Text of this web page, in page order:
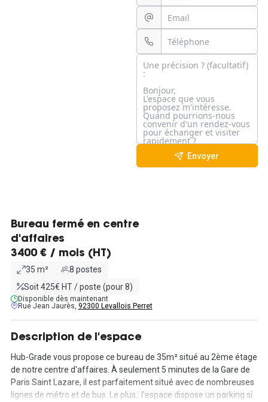
Envoyer
Bureau fermé en centre
d'affaires
3400 € / mois (HT)
35 m²
8 postes
Soit 425€ HT / poste (pour 8)
Disponible dès maintenant
Rue Jean Jaurès, 92300 Levallois Perret
Description de l'espace
Hub-Grade vous propose ce bureau de 35m² situé au 2ème étage
de notre centre d'affaires. À seulement 5 minutes de la Gare de
Paris Saint Lazare, il est parfaitement situé avec de nombreuses
lignes de métro et de bus. Le plus : l'espace dispose un parking si